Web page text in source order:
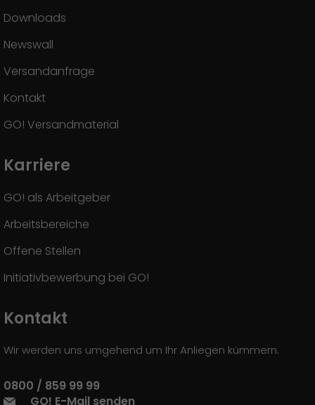
Downloads
Newswall
Versandanfrage
Kontakt
GO! Versandmaterial
Karriere
GO! als Arbeitgeber
Arbeitsbereiche
Offene Stellen
Initiativbewerbung bei GO!
Kontakt
Wir werden uns umgehend um Ihr Anliegen kümmern.
0800 / 859 99 99
GO! E-Mail senden